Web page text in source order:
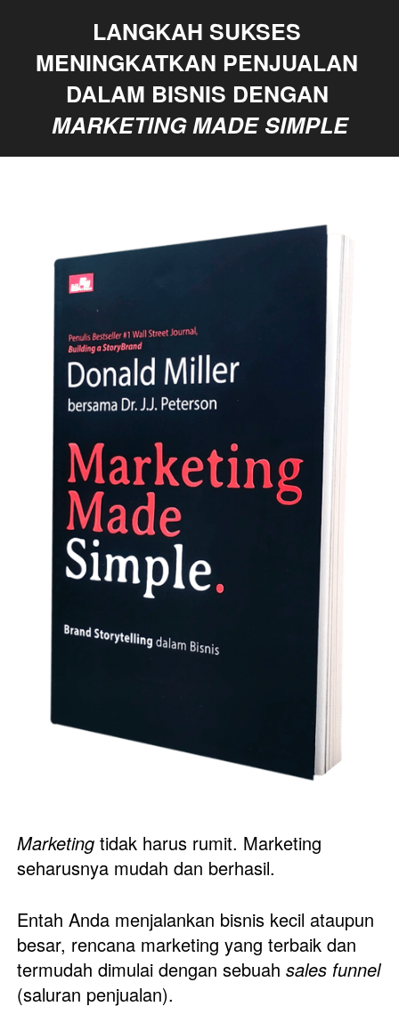
LANGKAH SUKSES
MENINGKATKAN PENJUALAN
MARKETING MADE SIMPLE
Marketing tidak harus rumit. Marketing
seharusnya mudah dan berhasil.
Entah Anda menjalankan bisnis kecil ataupun
besar, rencana marketing yang terbaik dan
termudah dimulai dengan sebuah sales funnel
(saluran penjualan).